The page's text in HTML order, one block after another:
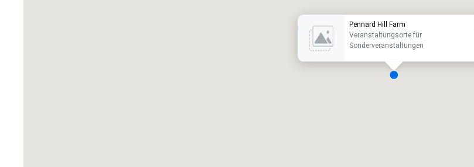
Pennard Hill Farm
Veranstaltungsorte für
Sonderveranstaltungen